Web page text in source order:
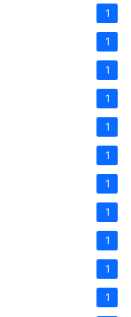
1
1
1
1
1
1
1
1
1
1
1